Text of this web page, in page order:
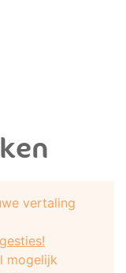
vertaling
mogelijk